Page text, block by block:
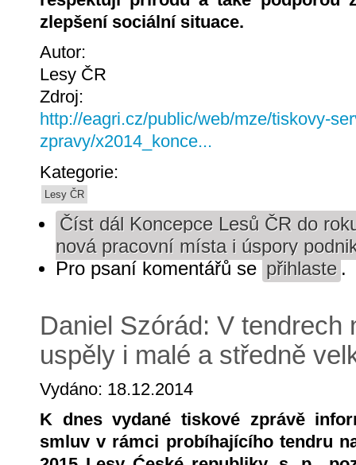
zlepšení sociální situace.
Autor:
Lesy ČR
Zdroj:
http://eagri.cz/public/web/mze/tiskovy-
zpravy/x2014_konce...
Kategorie:
Lesy ČR
Číst dál Koncepce Lesů ČR do
nová pracovní místa i úspory
Pro psaní komentářů se přihlaste .
Daniel Szórád: V tendrech
uspěly i malé a středně
Vydáno: 18.12.2014
K dnes vydané tiskové zprávě
smluv v rámci probíhajícího tendru